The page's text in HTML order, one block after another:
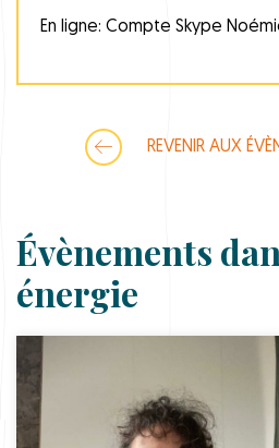
En ligne: Compte Skype
REVENIR AUX
Évènements
énergie